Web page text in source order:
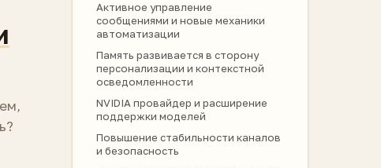
Активное управление
сообщениями и новые механики
автоматизации
Память развивается в сторону
персонализации и контекстной
осведомленности
NVIDIA провайдер и расширение
поддержки моделей
Повышение стабильности каналов
и безопасность